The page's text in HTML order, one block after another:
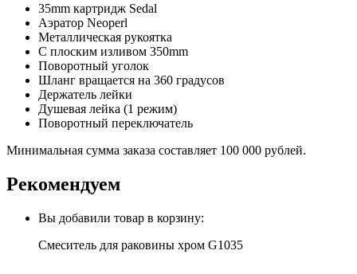
35mm картридж Sedal
Аэратор Neoperl
Металлическая рукоятка
С плоским изливом 350mm
Поворотный уголок
Шланг вращается на 360 градусов
Держатель лейки
Душевая лейка (1 режим)
Поворотный переключатель
Минимальная сумма заказа составляет 100 000 рублей.
Рекомендуем
Вы добавили товар в корзину:
Смеситель для раковины хром G1035